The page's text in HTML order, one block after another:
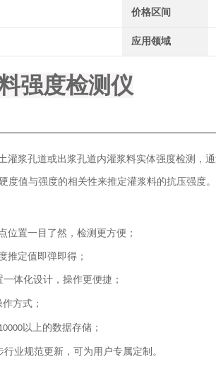
价格区间
应用领域
强度检测仪
灌浆孔道或出浆孔道内灌浆料实体强度检测，
度值与强度的相关性来推定灌浆料的抗压强度。
位置一目了然，检测更方便；
推定值即弹即得；
一体化设计，操作更便捷；
方式；
以上的数据存储；
业规范更新，可为用户专属定制。